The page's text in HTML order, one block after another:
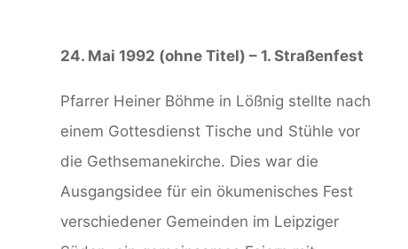
24. Mai 1992 (ohne Titel) – 1. Straßenfest
Pfarrer Heiner Böhme in Lößnig stellte nach
einem Gottesdienst Tische und Stühle vor
die Gethsemanekirche. Dies war die
Ausgangsidee für ein ökumenisches Fest
verschiedener Gemeinden im Leipziger